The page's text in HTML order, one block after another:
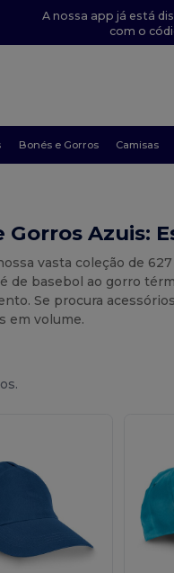
A nossa app já está
com o
Bonés e Gorros Camisas
Gorros Azuis:
vasta coleção de 627
de basebol ao gorro
Se procura
em volume.